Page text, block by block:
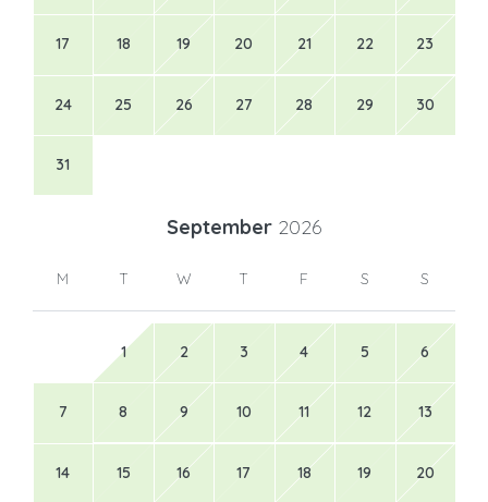
17 18 19 20 21 22 23
24 25 26 27 28 29 30
31
September 2026
M T W T F S S
1 2 3 4 5 6
7 8 9 10 11 12 13
14 15 16 17 18 19 20